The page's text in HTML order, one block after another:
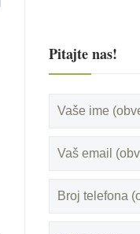
Pitajte nas!